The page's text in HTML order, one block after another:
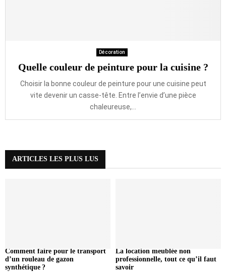
Décoration
Quelle couleur de peinture pour la cuisine ?
Choisir la bonne couleur de peinture pour une cuisine peut
vite devenir un casse-tête. Entre l’envie d’une pièce
chaleureuse,...
ARTICLES LES PLUS LUS
Comment faire pour le transport
d’un rouleau de gazon
synthétique ?
La location meublée non
professionnelle, tout ce qu’il faut
savoir